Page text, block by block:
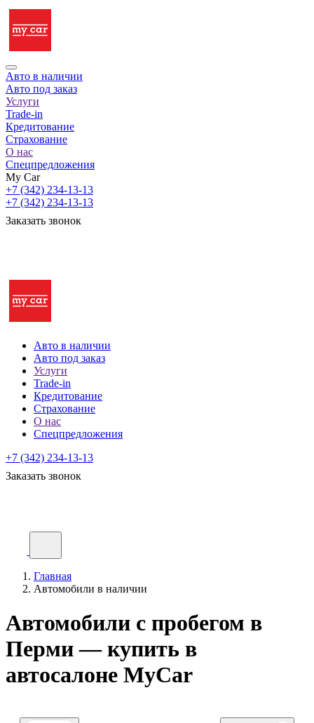
Авто в наличии
Авто под заказ
Услуги
Trade-in
Кредитование
Страхование
О нас
Спецпредложения
My Car
+7 (342) 234-13-13
+7 (342) 234-13-13
Заказать звонок
Авто в наличии
Авто под заказ
Услуги
Trade-in
Кредитование
Страхование
О нас
Спецпредложения
+7 (342) 234-13-13
Заказать звонок
Главная
Автомобили в наличии
Автомобили с пробегом в
Перми — купить в
автосалоне MyCar